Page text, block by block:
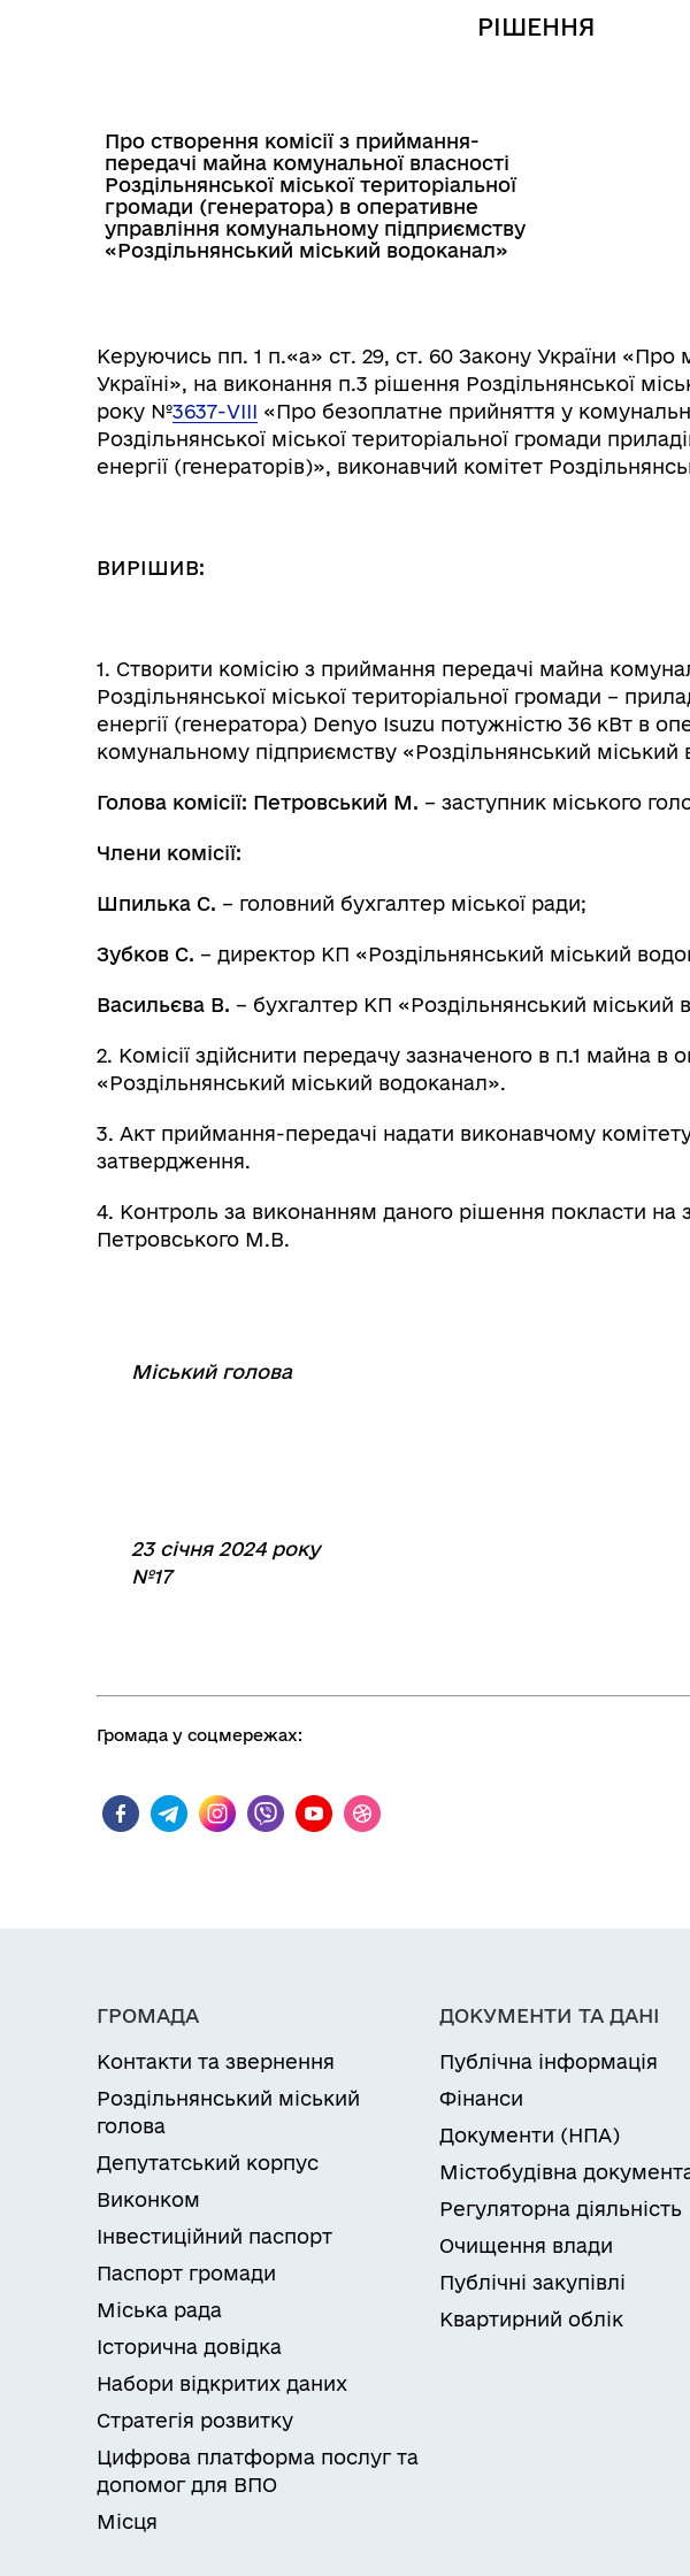
Інформаційна безпека та
РІШЕННЯ
Про створення комісії з приймання-
передачі майна комунальної власності
Роздільнянської міської територіальної
громади (генератора) в оперативне
управління комунальному підприємству
«Роздільнянський міський водоканал»
Керуючись пп. 1 п.«а» ст. 29, ст. 60 Закону України «Про
Україні», на виконання п.3 рішення Роздільнянської
року №3637-VІІІ «Про безоплатне прийняття у
Роздільнянської міської територіальної громади
енергії (генераторів)», виконавчий комітет
ВИРІШИВ:
1. Створити комісію з приймання передачі майна
Роздільнянської міської територіальної громади –
енергії (генератора) Denyo Isuzu потужністю 36 кВт в
комунальному підприємству «Роздільнянський міський
Голова комісії: Петровський М. – заступник міського
Члени комісії:
Шпилька С. – головний бухгалтер міської ради;
Зубков С. – директор КП «Роздільнянський міський
Васильєва В. – бухгалтер КП «Роздільнянський міський
2. Комісії здійснити передачу зазначеного в п.1 майна в
«Роздільнянський міський водоканал».
3. Акт приймання-передачі надати виконавчому
затвердження.
4. Контроль за виконанням даного рішення покласти на
Петровського М.В.
Міський голова⠀
23 січня 2024 року
№17
Громада у соцмережах:
ГРОМАДА
Контакти та звернення
Роздільнянський міський
голова
Депутатський корпус
Виконком
Інвестиційний паспорт
Паспорт громади
Міська рада
Історична довідка
Набори відкритих даних
Стратегія розвитку
Цифрова платформа послуг та
допомог для ВПО
Місця
ДОКУМЕНТИ ТА ДАНІ
Публічна інформація
Фінанси
Документи (НПА)
Містобудівна
Регуляторна діяльність
Очищення влади
Публічні закупівлі
Квартирний облік